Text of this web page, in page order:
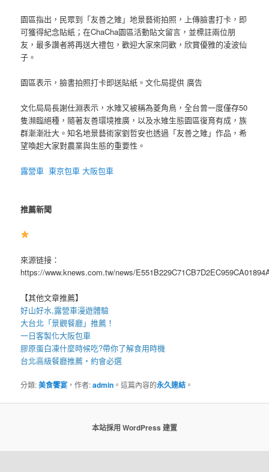
園區指出，民眾到「友善之雉」地景藝術拍照，上傳臉書打卡，即
可獲得紀念貼紙；在ChaCha園區活動貼文留言，並標註兩位朋
友，最多讚者將再送大禮包，歡迎大家來同歡，欣賞優雅的凌波仙
子。
園區表示，臉書拍照打卡即送貼紙。文化局提供 廣告
文化局局長謝仕淵表示，水雉又被稱為菱角鳥，全台曾一度僅存50
隻瀕臨絕種，隨著友善環境推廣，以及水雉生態園區復育有成，族
群漸漸壯大。知名地景藝術家劉哲安也透過「友善之雉」作品，希
望喚起大家對農業與生態的重要性。
露營車 東京包車 大阪包車
推薦新聞
來源链接：
https://www.knews.com.tw/news/
【其他文章推薦】
好山好水,露營車漫遊體驗
大台北「景觀餐廳」推薦！
一日客製化大阪包車
膠原蛋白凍什麼時候吃?帶你了解食用時機
台北高級餐廳推薦・約會必選
分類:美食饗宴 ，作者:admin 。這篇內容的永久連結 。
本站採用 WordPress 建置